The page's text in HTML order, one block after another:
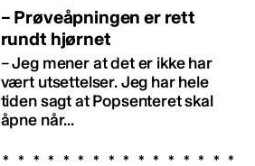
– Prøveåpningen er rett
rundt hjørnet
– Jeg mener at det er ikke har
vært utsettelser. Jeg har hele
tiden sagt at Popsenteret skal
åpne når...